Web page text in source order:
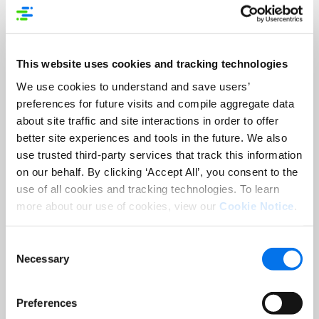
This website uses cookies and tracking technologies
We use cookies to understand and save users’
preferences for future visits and compile aggregate data
about site traffic and site interactions in order to offer
better site experiences and tools in the future. We also
use trusted third-party services that track this information
on our behalf. By clicking ‘Accept All’, you consent to the
use of all cookies and tracking technologies. To learn
more about our use of cookies, view our Cookie Notice
Selection
Necessary
Preferences
*
Vorname
*
Nachname
*
Unternehmensname
*
Jobtitel
*
E-Mail-Adresse